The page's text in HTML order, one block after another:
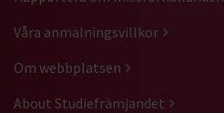
Våra anmälningsvillkor
Om webbplatsen
About Studiefrämjandet